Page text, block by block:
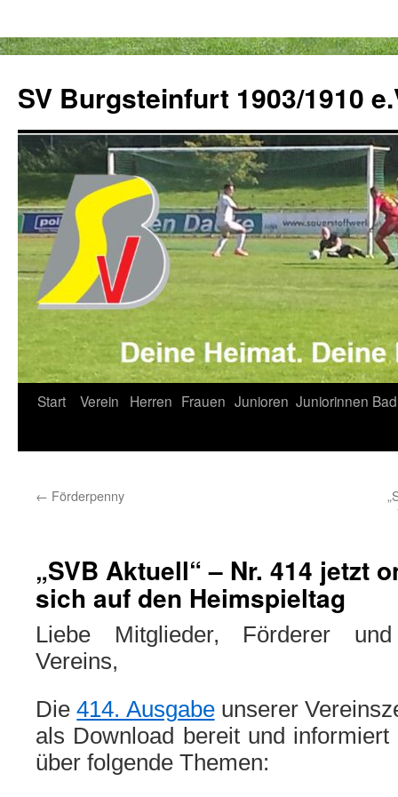
springen
SV Burgsteinfurt 1903/1910
Start Verein Herren Frauen Junioren Juniorinnen
← Förderpenny
„SVB Aktuell“ – Nr. 414 jetzt
sich auf den Heimspieltag
Liebe Mitglieder, Förderer
Vereins,
Die414. Ausgabeunserer
als Download bereit und
über folgende Themen: